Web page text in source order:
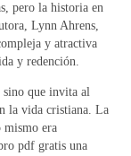
pero la historia en
Lynn Ahrens,
y atractiva
y redención.
sino que invita al
la vida cristiana. La
mismo era
pdf gratis una